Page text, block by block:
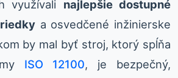
využívali najlepšie dostupné
a osvedčené inžinierske
by mal byť stroj, ktorý spĺňa
ISO 12100, je bezpečný,